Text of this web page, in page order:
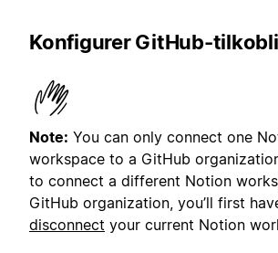
Konfigurer GitHub-
Note: You can only connect one
workspace to a GitHub
to connect a different Notion
GitHub organization, you’ll first
disconnect your current Notion